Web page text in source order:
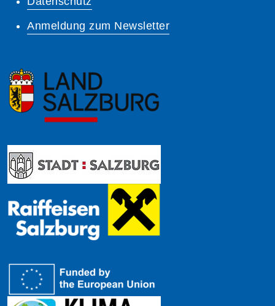
Anmeldung zum Newsletter